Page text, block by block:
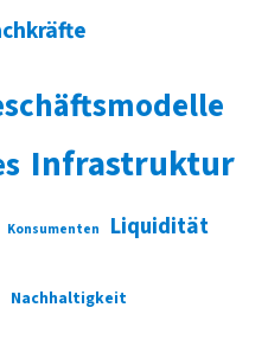
Infrastruktur
Konsumenten Liquidität
Nachhaltigkeit